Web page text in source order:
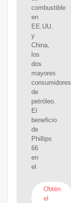
combustible
en
EE.UU.
y
China,
los
dos
mayores
consumidores
de
petróleo.
El
beneficio
de
Phillips
66
en
el
Obtén
el